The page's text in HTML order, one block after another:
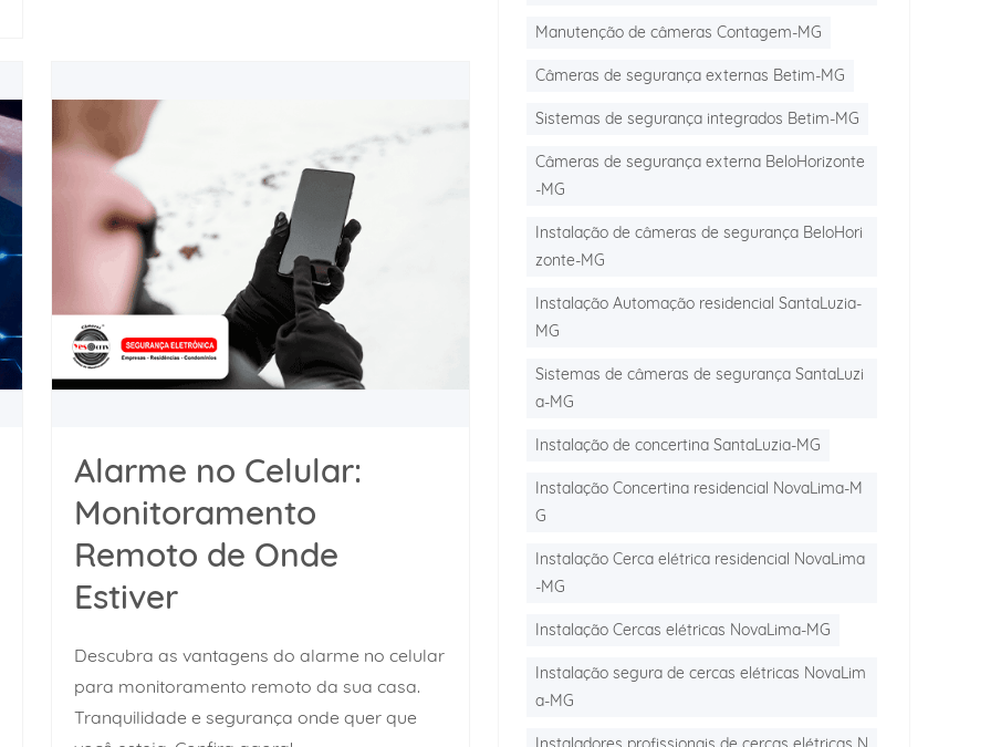
Alarme no Celular:
Monitoramento
Remoto de Onde
Estiver
Descubra as vantagens do alarme no celular
para monitoramento remoto da sua casa.
Tranquilidade e segurança onde quer que
Manutenção de câmeras Contagem-MG
Câmeras de segurança externas Betim-MG
Sistemas de segurança integrados Betim-MG
Câmeras de segurança externa BeloHorizonte
-MG
Instalação de câmeras de segurança BeloHori
zonte-MG
Instalação Automação residencial SantaLuzia-
MG
Sistemas de câmeras de segurança SantaLuzi
a-MG
Instalação de concertina SantaLuzia-MG
Instalação Concertina residencial NovaLima-M
G
Instalação Cerca elétrica residencial NovaLima
-MG
Instalação Cercas elétricas NovaLima-MG
Instalação segura de cercas elétricas NovaLim
a-MG